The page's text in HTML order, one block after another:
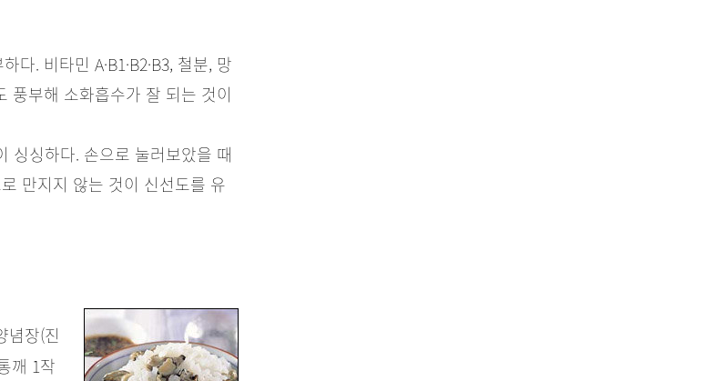
. 비타민 A·B1·B2·B3, 철분, 망
풍부해 소화흡수가 잘 되는 것이
싱싱하다. 손으로 눌러보았을 때
만지지 않는 것이 신선도를 유
념장(진
깨 1작